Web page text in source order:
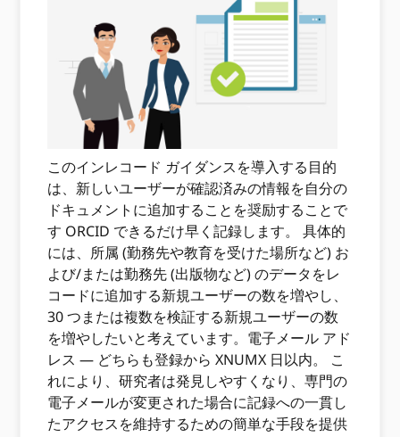
このインレコード ガイダンスを導入する目的
は、新しいユーザーが確認済みの情報を自分の
ドキュメントに追加することを奨励することで
す ORCID できるだけ早く記録します。 具体的
には、所属 (勤務先や教育を受けた場所など) お
よび/または勤務先 (出版物など) のデータをレ
コードに追加する新規ユーザーの数を増やし、
30 つまたは複数を検証する新規ユーザーの数
を増やしたいと考えています。電子メール アド
レス — どちらも登録から XNUMX 日以内。 こ
れにより、研究者は発見しやすくなり、専門の
電子メールが変更された場合に記録への一貫し
たアクセスを維持するための簡単な手段を提供